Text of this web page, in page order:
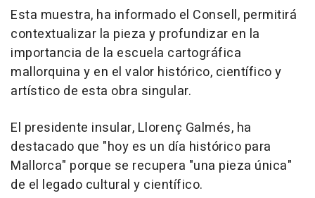
Esta muestra, ha informado el Consell, permitirá
contextualizar la pieza y profundizar en la
importancia de la escuela cartográfica
mallorquina y en el valor histórico, científico y
artístico de esta obra singular.
El presidente insular, Llorenç Galmés, ha
destacado que "hoy es un día histórico para
Mallorca" porque se recupera "una pieza única"
de el legado cultural y científico.